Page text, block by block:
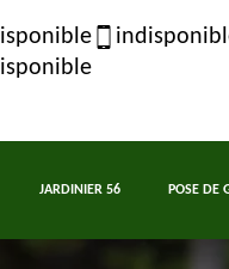
JARDINIER 56 POSE DE